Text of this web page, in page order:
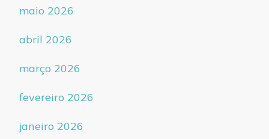
maio 2026
abril 2026
março 2026
fevereiro 2026
janeiro 2026